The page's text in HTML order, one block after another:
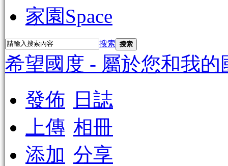
家園Space
搜索 搜索
希望國度 - 屬於您和我的
發佈
日誌
上傳 相冊
添加 分享